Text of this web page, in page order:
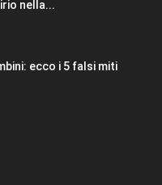
nella...
ecco i 5 falsi miti